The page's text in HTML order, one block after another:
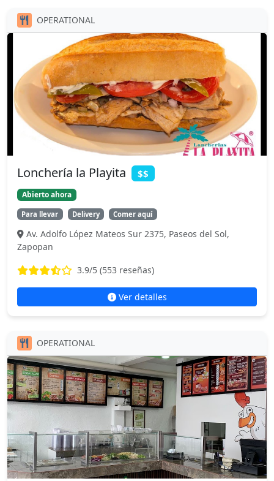
OPERATIONAL
Lonchería la Playita $$
Abierto ahora
Para llevar Delivery Comer aquí
Av. Adolfo López Mateos Sur 2375, Paseos del Sol,
Zapopan
3.9/5 (553 reseñas)
Ver detalles
OPERATIONAL